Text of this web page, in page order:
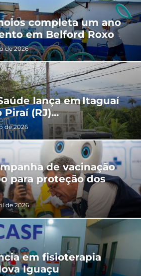
completa um ano
em Belford Roxo
de 2026
lança em Itaguaí
Piraí (RJ)...
de 2026
de vacinação
para proteção dos
de 2026
em fisioterapia
Iguaçu